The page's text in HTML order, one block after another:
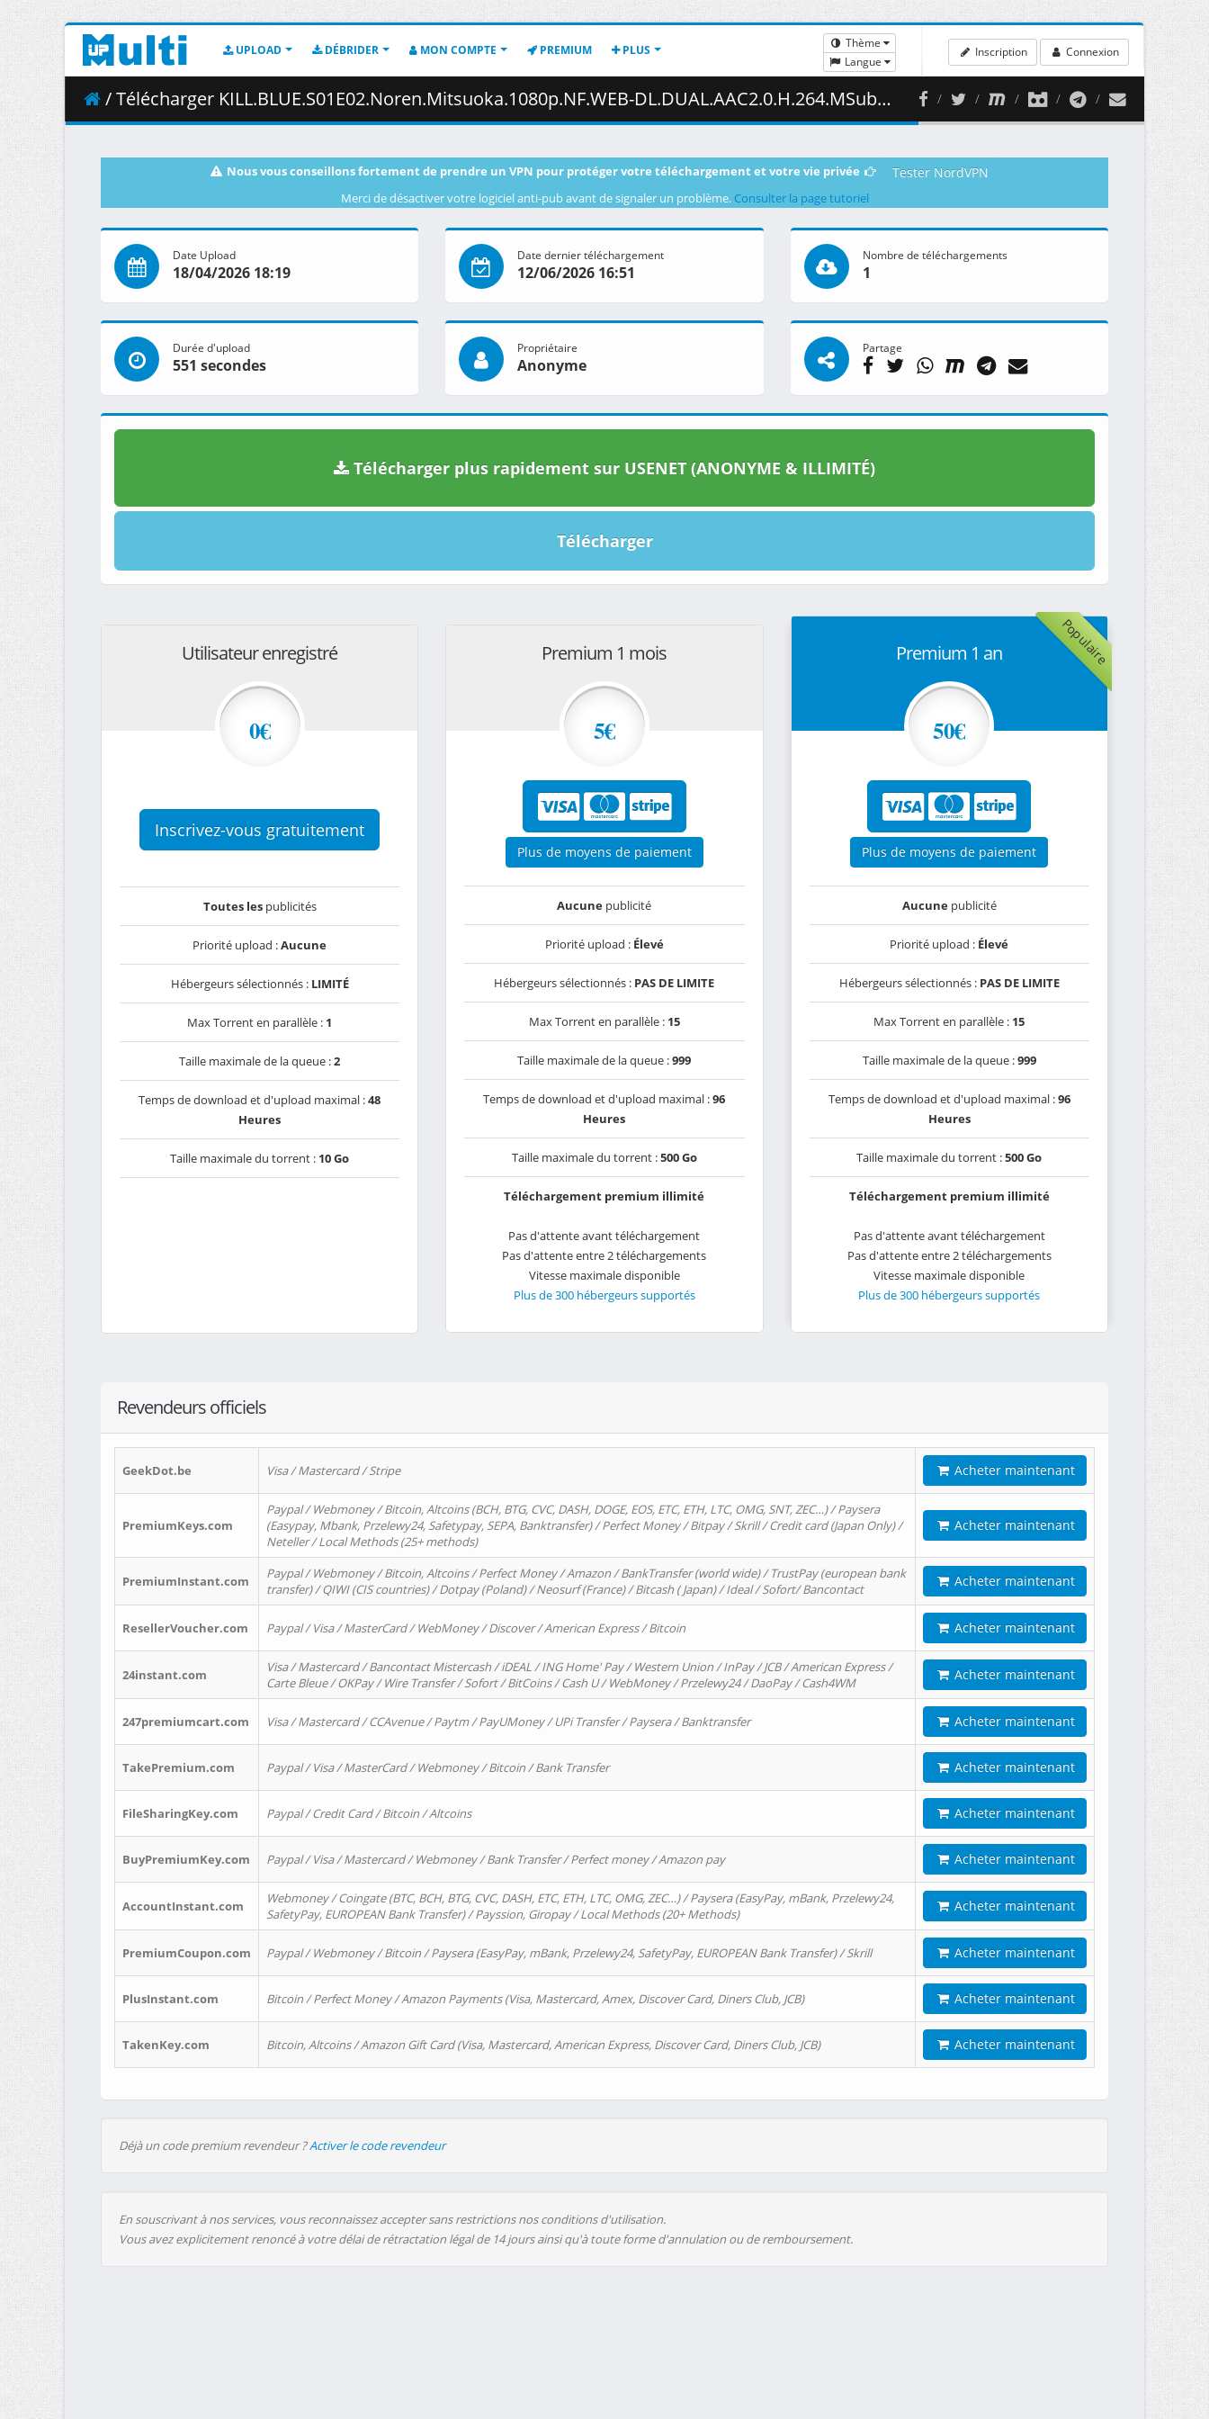
UPLOAD DÉBRIDER MON COMPTE PREMIUM PLUS
Thème
Langue
Inscription Connexion
/ Télécharger KILL.BLUE.S01E02.Noren.Mitsuoka.1080p.NF.WEB-DL.DUAL.AAC2.0.H.264.MSubs-ToonsHub.mkv.002 ( 340.41 MB )
Nous vous conseillons fortement de prendre un VPN pour protéger votre téléchargement et votre vie privée Tester NordVPN
Merci de désactiver votre logiciel anti-pub avant de signaler un problème. Consulter la page tutoriel
Date Upload
18/04/2026 18:19
Date dernier téléchargement
12/06/2026 16:51
Nombre de téléchargements
1
Durée d'upload
551 secondes
Propriétaire
Anonyme
Partage
Télécharger plus rapidement sur USENET (ANONYME & ILLIMITÉ)
Télécharger
Utilisateur enregistré
0€
Inscrivez-vous gratuitement
Toutes lespublicités
Priorité upload :Aucune
Hébergeurs sélectionnés : LIMITÉ
Max Torrent en parallèle : 1
Taille maximale de la queue :2
Temps de download et d'upload maximal :48
Heures
Taille maximale du torrent : 10 Go
Premium 1 mois
5€
Plus de moyens de paiement
Aucune publicité
Priorité upload : Élevé
Hébergeurs sélectionnés : PAS DE LIMITE
Max Torrent en parallèle : 15
Taille maximale de la queue :999
Temps de download et d'upload maximal :96
Heures
Taille maximale du torrent :500 Go
Téléchargement premium illimité
Pas d'attente avant téléchargement
Pas d'attente entre 2 téléchargements
Vitesse maximale disponible
Plus de 300 hébergeurs supportés
Populaire
Premium 1 an
50€
Plus de moyens de paiement
Aucunepublicité
Priorité upload : Élevé
Hébergeurs sélectionnés : PAS DE LIMITE
Max Torrent en parallèle : 15
Taille maximale de la queue :999
Temps de download et d'upload maximal :96
Heures
Taille maximale du torrent :500 Go
Téléchargement premium illimité
Pas d'attente avant téléchargement
Pas d'attente entre 2 téléchargements
Vitesse maximale disponible
Plus de 300 hébergeurs supportés
Revendeurs officiels
GeekDot.be Visa / Mastercard / Stripe Acheter maintenant
PremiumKeys.com
Paypal / Webmoney / Bitcoin, Altcoins (BCH, BTG, CVC, DASH, DOGE, EOS, ETC, ETH, LTC, OMG, SNT, ZEC…) / Paysera
(Easypay, Mbank, Przelewy24, Safetypay, SEPA, Banktransfer) / Perfect Money / Bitpay / Skrill / Credit card (Japan Only) /
Neteller / Local Methods (25+ methods)
Acheter maintenant
PremiumInstant.com
Paypal / Webmoney / Bitcoin, Altcoins / Perfect Money / Amazon / BankTransfer (world wide) / TrustPay (european bank
transfer) / QIWI (CIS countries) / Dotpay (Poland) / Neosurf (France) / Bitcash ( Japan) / Ideal / Sofort/ Bancontact
Acheter maintenant
ResellerVoucher.com Paypal / Visa / MasterCard / WebMoney / Discover / American Express / Bitcoin Acheter maintenant
24instant.com
Visa / Mastercard / Bancontact Mistercash / iDEAL / ING Home' Pay / Western Union / InPay / JCB / American Express /
Carte Bleue / OKPay / Wire Transfer / Sofort / BitCoins / Cash U / WebMoney / Przelewy24 / DaoPay / Cash4WM
Acheter maintenant
247premiumcart.com Visa / Mastercard / CCAvenue / Paytm / PayUMoney / UPi Transfer / Paysera / Banktransfer Acheter maintenant
TakePremium.com Paypal / Visa / MasterCard / Webmoney / Bitcoin / Bank Transfer Acheter maintenant
FileSharingKey.com Paypal / Credit Card / Bitcoin / Altcoins Acheter maintenant
BuyPremiumKey.com Paypal / Visa / Mastercard / Webmoney / Bank Transfer / Perfect money / Amazon pay Acheter maintenant
AccountInstant.com
Webmoney / Coingate (BTC, BCH, BTG, CVC, DASH, ETC, ETH, LTC, OMG, ZEC…) / Paysera (EasyPay, mBank, Przelewy24,
SafetyPay, EUROPEAN Bank Transfer) / Payssion, Giropay / Local Methods (20+ Methods)
Acheter maintenant
PremiumCoupon.com Paypal / Webmoney / Bitcoin / Paysera (EasyPay, mBank, Przelewy24, SafetyPay, EUROPEAN Bank Transfer) / Skrill Acheter maintenant
PlusInstant.com Bitcoin / Perfect Money / Amazon Payments (Visa, Mastercard, Amex, Discover Card, Diners Club, JCB) Acheter maintenant
TakenKey.com Bitcoin, Altcoins / Amazon Gift Card (Visa, Mastercard, American Express, Discover Card, Diners Club, JCB) Acheter maintenant
Déjà un code premium revendeur ?Activer le code revendeur
En souscrivant à nos services, vous reconnaissez accepter sans restrictions nos conditions d'utilisation.
Vous avez explicitement renoncé à votre délai de rétractation légal de 14 jours ainsi qu'à toute forme d'annulation ou de remboursement.